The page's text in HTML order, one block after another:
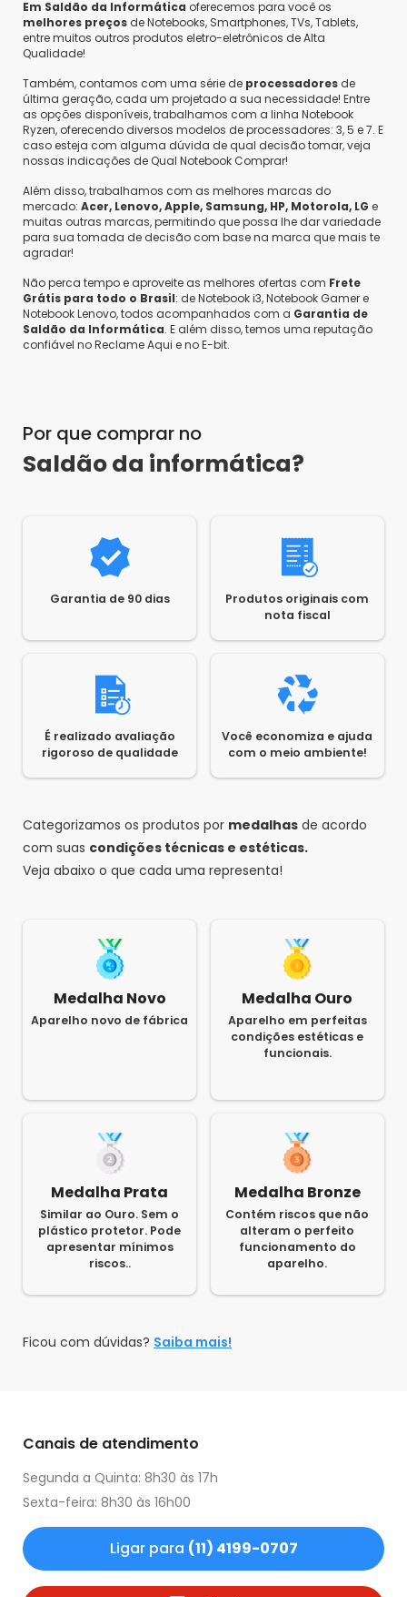
Responder
Bom dia !! tem acesso ao WIFI?
Responder
Em Saldão da Informática oferecemos para você os
melhores preços de Notebooks, Smartphones, TVs, Tablets,
entre muitos outros produtos eletro-eletrônicos de Alta
Qualidade!
Também, contamos com uma série de processadores de
última geração, cada um projetado a sua necessidade! Entre
as opções disponíveis, trabalhamos com a linha Notebook
Ryzen, oferecendo diversos modelos de processadores: 3, 5 e 7. E
caso esteja com alguma dúvida de qual decisão tomar, veja
nossas indicações de Qual Notebook Comprar!
Além disso, trabalhamos com as melhores marcas do
mercado: Acer, Lenovo, Apple, Samsung, HP, Motorola, LG e
muitas outras marcas, permitindo que possa lhe dar variedade
para sua tomada de decisão com base na marca que mais te
agradar!
Não perca tempo e aproveite as melhores ofertas com Frete
Grátis para todo o Brasil: de Notebook i3, Notebook Gamer e
Notebook Lenovo, todos acompanhados com a Garantia de
Saldão da Informática. E além disso, temos uma reputação
confiável no Reclame Aqui e no E-bit.
Por que comprar no
Saldão da informática?
Garantia de 90 dias
Produtos originais com
nota fiscal
É realizado avaliação
rigoroso de qualidade
Você economiza e ajuda
com o meio ambiente!
Categorizamos os produtos por medalhas de acordo
com suas condições técnicas e estéticas.
Veja abaixo o que cada uma representa!
Medalha Novo
Aparelho novo de fábrica
Medalha Ouro
Aparelho em perfeitas
condições estéticas e
funcionais.
Medalha Prata
Similar ao Ouro. Sem o
plástico protetor. Pode
apresentar mínimos
riscos..
Medalha Bronze
Contém riscos que não
alteram o perfeito
funcionamento do
aparelho.
Ficou com dúvidas? Saiba mais!
Canais de atendimento
Segunda a Quinta: 8h30 às 17h
Sexta-feira: 8h30 às 16h00
Ligar para (11) 4199-0707